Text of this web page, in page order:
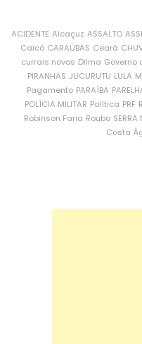
ACIDENTE Alcaçuz ASSALTO
Caicó CARAÚBAS Ceará
currais novos Dilma Governo
PIRANHAS JUCURUTU LULA
Pagamento PARAÍBA
POLÍCIA MILITAR Política PRF
Robinson Faria Roubo SERRA
Costa